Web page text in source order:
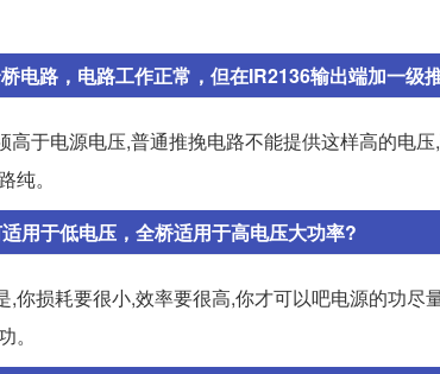
电路，电路工作正常，但在IR2136输出端加一级
高于电源电压,普通推挽电路不能提供这样高的电
纯。
用于低电压，全桥适用于高电压大功率?
,你损耗要很小,效率要很高,你才可以吧电源的功
。